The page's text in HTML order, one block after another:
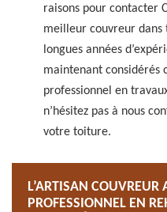
raisons pour contacter
meilleur couvreur dans
longues années
maintenant considérés
professionnel en
n’hésitez pas à nous
votre toiture.
L’ARTISAN COUVREUR
PROFESSIONNEL EN